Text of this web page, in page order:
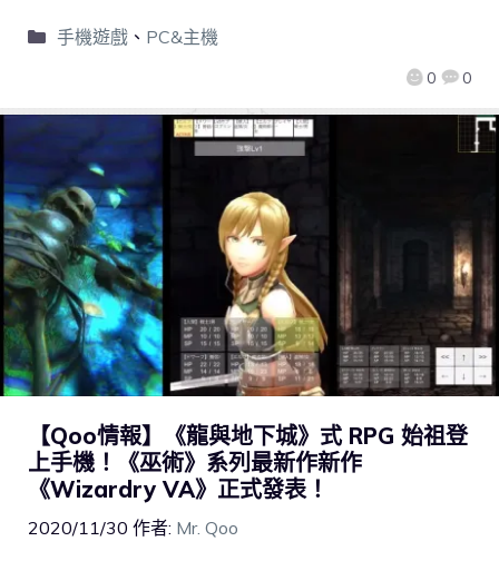
0 0
手機遊戲、 PC&主機
【Qoo情報】《龍與地下城》式 RPG 始祖登
上手機！《巫術》系列最新作新作
《Wizardry VA》正式發表！
2020/11/30 作者: Mr. Qoo